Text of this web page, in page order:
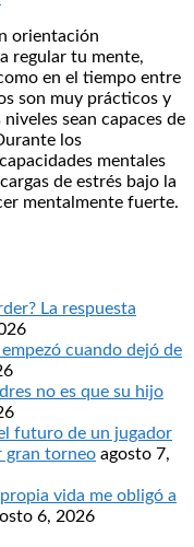
orientación
regular tu mente,
en el tiempo entre
son muy prácticos y
sean capaces de
los
mentales
de estrés bajo la
mentalmente fuerte.
La respuesta
cuando dejó de
no es que su hijo
futuro de un jugador
gran torneo agosto 7,
vida me obligó a
6, 2026